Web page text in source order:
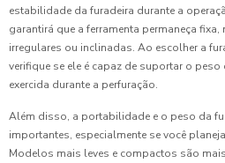
estabilidade da furadeira durante a
garantirá que a ferramenta permaneça
irregulares ou inclinadas. Ao escolher a
verifique se ele é capaz de suportar o peso
exercida durante a perfuração.
Além disso, a portabilidade e o peso da
importantes, especialmente se você
Modelos mais leves e compactos são